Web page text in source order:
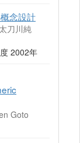
念設計
刀川純
2002年
Goto